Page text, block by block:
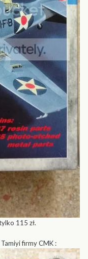
115 zł.
firmy CMK :